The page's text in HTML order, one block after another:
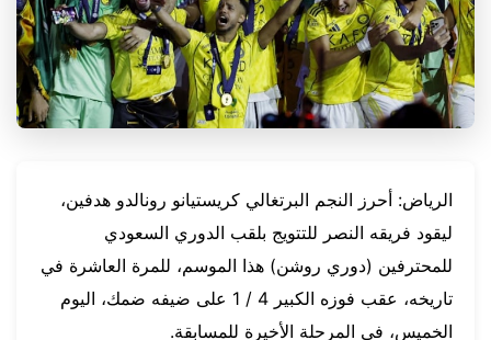
الرياض: أحرز النجم البرتغالي كريستيانو رونالدو هدفين،
ليقود فريقه النصر للتتويج بلقب الدوري السعودي
للمحترفين (دوري روشن) هذا الموسم، للمرة العاشرة في
تاريخه، عقب فوزه الكبير 4 / 1 على ضيفه ضمك، اليوم
الخميس، في المرحلة الأخيرة للمسابقة.